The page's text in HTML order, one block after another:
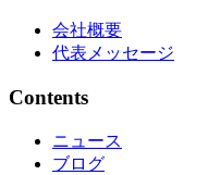
会社概要
代表メッセージ
Contents
ニュース
ブログ